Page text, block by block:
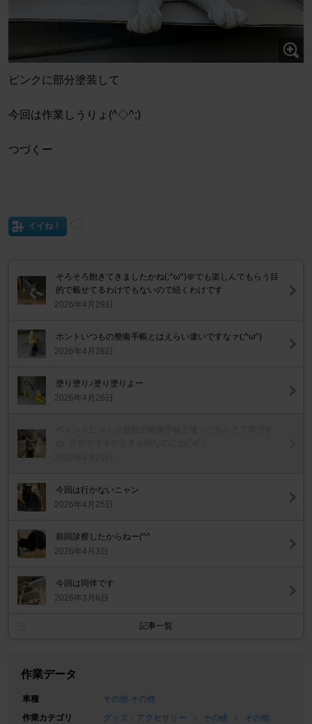
ピンクに部分塗装して
今回は作業しうりょ(^◇^;)
つづくー
イイね！
そろそろ飽きてきましたかね(;^ω^)＠でも楽しんでもらう目
的で載せてるわけでもないので続くわけです
2026年4月29日
ホントいつもの整備手帳とはえらい違いですなァ(;^ω^)
2026年4月28日
塗り塗り♪塗り塗りよー
2026年4月26日
今回は行かないニャン
2026年4月25日
前回診察したからねー(^^ゞ
2026年4月3日
今回は同伴です
2026年3月6日
記事一覧
作業データ
車種
その他 その他
作業カテゴリ
グッズ・アクセサリー その他
その他